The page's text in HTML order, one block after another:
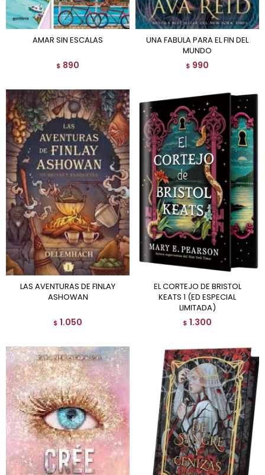
AMAR SIN ESCALAS
$ 890
UNA FABULA PARA EL FIN DEL
MUNDO
$ 990
LAS AVENTURAS DE FINLAY
ASHOWAN
$ 1.050
EL CORTEJO DE BRISTOL
KEATS 1 (ED ESPECIAL
LIMITADA)
$ 1.300